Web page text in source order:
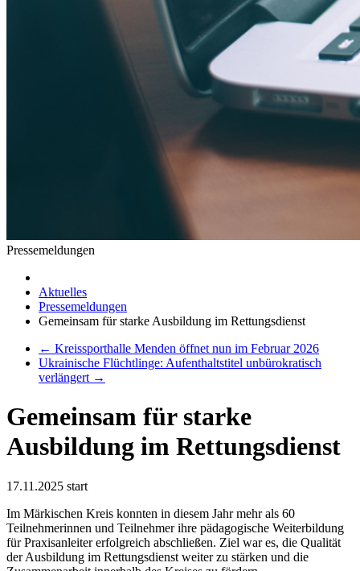
Pressemeldungen
Aktuelles
Pressemeldungen
Gemeinsam für starke Ausbildung im Rettungsdienst
← Kreissporthalle Menden öffnet nun im Februar 2026
Ukrainische Flüchtlinge: Aufenthaltstitel unbürokratisch
verlängert →
Gemeinsam für starke
Ausbildung im Rettungsdienst
17.11.2025 start
Im Märkischen Kreis konnten in diesem Jahr mehr als 60
Teilnehmerinnen und Teilnehmer ihre pädagogische Weiterbildung
für Praxisanleiter erfolgreich abschließen. Ziel war es, die Qualität
der Ausbildung im Rettungsdienst weiter zu stärken und die